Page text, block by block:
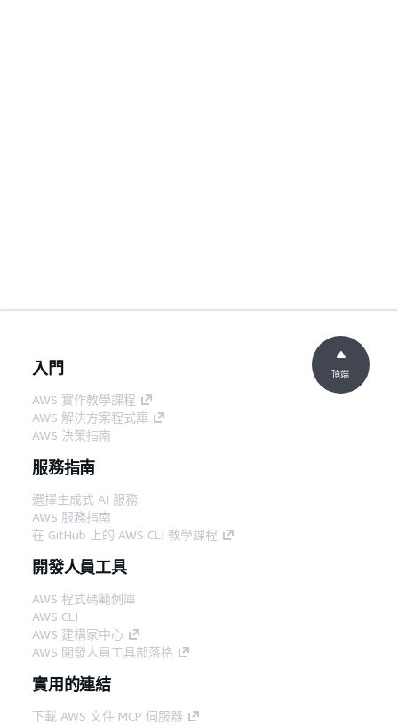
入門
AWS 實作教學課程
AWS 解決方案程式庫
AWS 決策指南
服務指南
選擇生成式 AI 服務
AWS 服務指南
在 GitHub 上的 AWS CLI 教學課程
開發人員工具
AWS 程式碼範例庫
AWS CLI
AWS 建構家中心
AWS 開發人員工具部落格
實用的連結
下載 AWS 文件 MCP 伺服器
頂端